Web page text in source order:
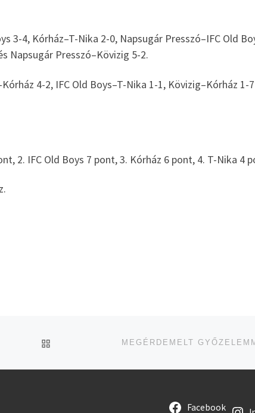
3-4, Kórház–T-Nika 2-0, Napsugár Presszó–IFC Old
Napsugár Presszó–Kövizig 5-2.
4-2, IFC Old Boys–T-Nika 1-1, Kövizig–Kórház 1-
2. IFC Old Boys 7 pont, 3. Kórház 6 pont, 4. T-Nika 4
UGRÁS AZ OLDAL TETEJÉRE
Facebook